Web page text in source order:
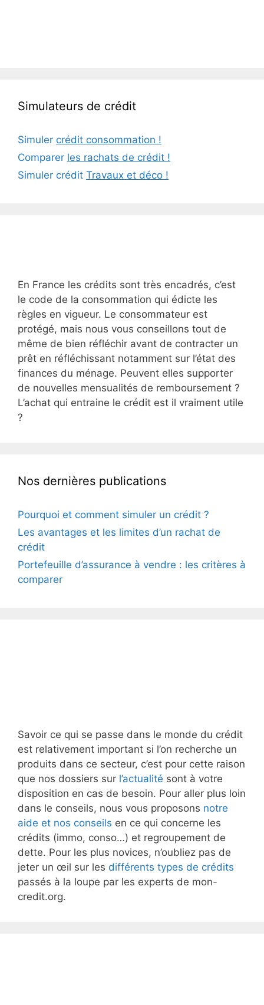
Simulateurs de crédit
Simuler crédit consommation !
Comparer les rachats de crédit !
Simuler crédit Travaux et déco !
En France les crédits sont très encadrés, c’est
le code de la consommation qui édicte les
règles en vigueur. Le consommateur est
protégé, mais nous vous conseillons tout de
même de bien réfléchir avant de contracter un
prêt en réfléchissant notamment sur l’état des
finances du ménage. Peuvent elles supporter
de nouvelles mensualités de remboursement ?
L’achat qui entraine le crédit est il vraiment utile
?
Nos dernières publications
Pourquoi et comment simuler un crédit ?
Les avantages et les limites d’un rachat de
crédit
Portefeuille d’assurance à vendre : les critères à
comparer
Savoir ce qui se passe dans le monde du crédit
est relativement important si l’on recherche un
produits dans ce secteur, c’est pour cette raison
que nos dossiers sur l’actualité sont à votre
disposition en cas de besoin. Pour aller plus loin
dans le conseils, nous vous proposons notre
aide et nos conseils en ce qui concerne les
crédits (immo, conso…) et regroupement de
dette. Pour les plus novices, n’oubliez pas de
jeter un œil sur les différents types de crédits
passés à la loupe par les experts de mon-
credit.org.